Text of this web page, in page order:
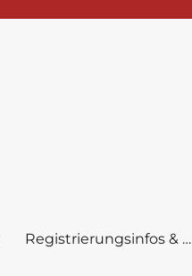
Registrierungsinfos & …